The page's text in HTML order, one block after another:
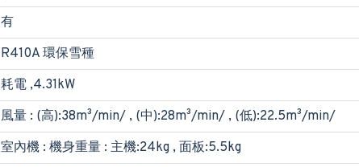
有
R410A 環保雪種
耗電 ,4.31kW
風量 : (高):38m³/min/ , (中):28m³/min/ , (低):22.5m³/min/
室內機 : 機身重量 : 主機:24kg , 面板:5.5kg